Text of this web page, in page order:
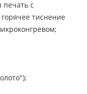
печать с
тиснение